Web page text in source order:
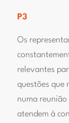
P3
Os
relevantes
questões que
numa
atendem à